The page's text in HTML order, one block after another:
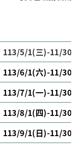
113/5/1(三)-11/30(
113/6/1(六)-11/30(
113/7/1(一)-11/30(
113/8/1(四)-11/30(
113/9/1(日)-11/30(